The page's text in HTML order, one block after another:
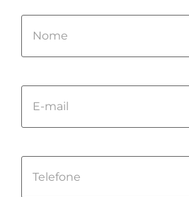
leave
field
empty.